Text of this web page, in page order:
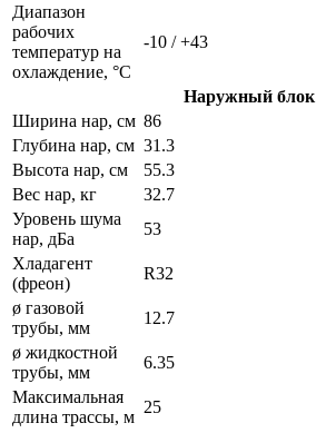
Диапазон
рабочих
температур на
охлаждение, °C
-10 / +43
Наружный блок
Ширина нар, см 86
Глубина нар, см 31.3
Высота нар, см
55.3
Вес нар, кг
32.7
Уровень шума
нар, дБа
53
Хладагент
(фреон)
R32
ø газовой
трубы, мм
12.7
ø жидкостной
трубы, мм
6.35
Максимальная
длина трассы, м
25